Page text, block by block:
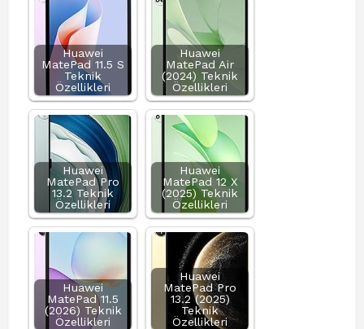
Huawei
MatePad 11.5 S
Teknik
Özellikleri
Huawei
MatePad Air
(2024) Teknik
Özellikleri
Huawei
MatePad Pro
13.2 Teknik
Özellikleri
Huawei
MatePad 12 X
(2025) Teknik
Özellikleri
Huawei
MatePad 11.5
(2026) Teknik
Özellikleri
Huawei
MatePad Pro
13.2 (2025)
Teknik
Özellikleri